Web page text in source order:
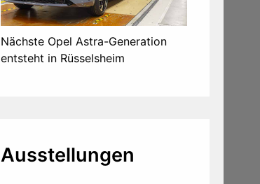
Nächste Opel Astra-Generation
entsteht in Rüsselsheim
Ausstellungen